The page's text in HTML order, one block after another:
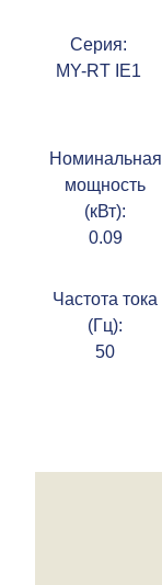
Серия:
MY-RT IE1
Номинальная
мощность
(кВт):
0.09
Частота тока
(Гц):
50